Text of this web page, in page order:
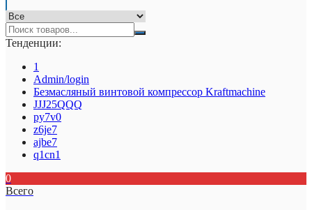
Тенденции:
1
Admin/login
Безмасляный винтовой компрессор Kraftmaсhine
JJJ25QQQ
py7v0
z6je7
ajbe7
q1cn1
0
Всего